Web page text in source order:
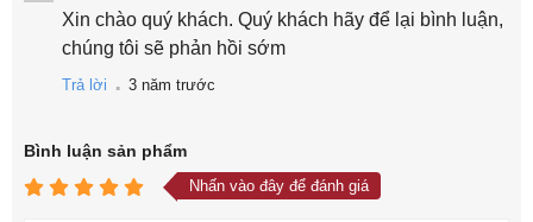
Xin chào quý khách. Quý khách hãy để lại bình luận,
chúng tôi sẽ phản hồi sớm
Trả lời . 3 năm trước
Bình luận sản phẩm
Nhấn vào đây để đánh giá